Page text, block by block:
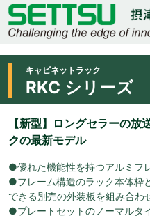
キャビネットラック
RKC シリーズ
【新型】ロングセラーの
クの最新モデル
●優れた機能性を持つアルミフ
●フレーム構造のラック本体枠
できる別売の外装板を組み合わ
●プレートセットのノーマルタ